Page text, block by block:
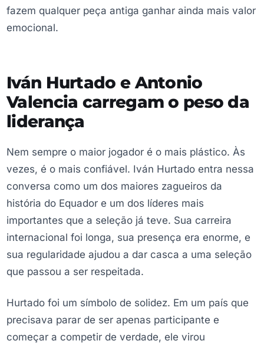
fazem qualquer peça antiga ganhar ainda mais valor
emocional.
Iván Hurtado e Antonio
Valencia carregam o peso da
liderança
Nem sempre o maior jogador é o mais plástico. Às
vezes, é o mais confiável. Iván Hurtado entra nessa
conversa como um dos maiores zagueiros da
história do Equador e um dos líderes mais
importantes que a seleção já teve. Sua carreira
internacional foi longa, sua presença era enorme, e
sua regularidade ajudou a dar casca a uma seleção
que passou a ser respeitada.
Hurtado foi um símbolo de solidez. Em um país que
precisava parar de ser apenas participante e
começar a competir de verdade, ele virou